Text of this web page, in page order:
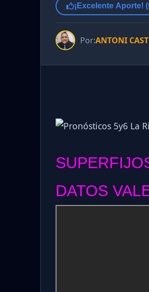
¡Excelente Aporte! (
Por:ANTONI
DATOS